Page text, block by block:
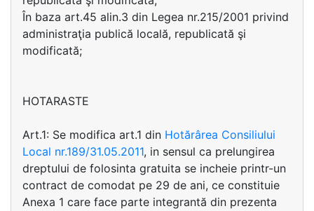
În baza art.45 alin.3 din Legea nr.215/2001 privind
administraţia publică locală, republicată şi
modificată;
HOTARASTE
Art.1: Se modifica art.1 din Hotărârea Consiliului
Local nr.189/31.05.2011, in sensul ca prelungirea
dreptului de folosinta gratuita se incheie printr-un
contract de comodat pe 29 de ani, ce constituie
Anexa 1 care face parte integrantă din prezenta